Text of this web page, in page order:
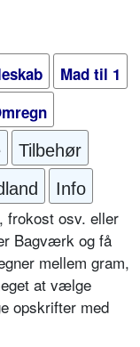
Mad til 1
Tilbehør
Info
frokost osv. eller
Bagværk og få
mellem gram,
at vælge
opskrifter med